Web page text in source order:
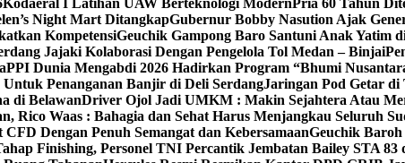
Kodaeral I Latihan UAW Berteknologi ModernPria 60 Tahun
Night Mart DitangkapGubernur Bobby Nasution Ajak
KompetensiGeuchik Gampong Baro Santuni Anak Yatim
Jajaki Kolaborasi Dengan Pengelola Tol Medan – Binjai
PPI Dunia Mengabdi 2026 Hadirkan Program “Bhumi
Penanganan Banjir di Deli SerdangJaringan Pod Getar
di BelawanDriver Ojol Jadi UMKM : Makin Sejahtera Atau
Rico Waas : Bahagia dan Sehat Harus Menjangkau Seluruh
Dengan Penuh Semangat dan KebersamaanGeuchik
Finishing, Personel TNI Percantik Jembatan Bailey STA 83